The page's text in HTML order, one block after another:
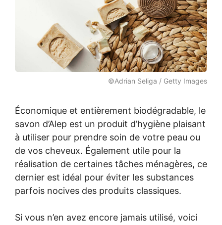
©Adrian Seliga / Getty Images
Économique et entièrement biodégradable, le
savon d’Alep est un produit d’hygiène plaisant
à utiliser pour prendre soin de votre peau ou
de vos cheveux. Également utile pour la
réalisation de certaines tâches ménagères, ce
dernier est idéal pour éviter les substances
parfois nocives des produits classiques.
Si vous n’en avez encore jamais utilisé, voici